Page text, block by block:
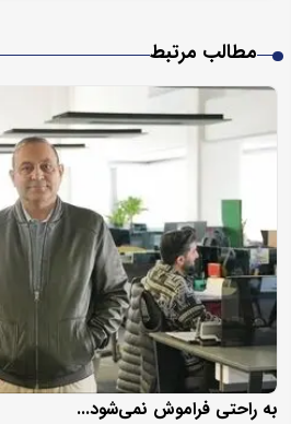
مطالب مرتبط
به راحتی فراموش نمی‌شود...